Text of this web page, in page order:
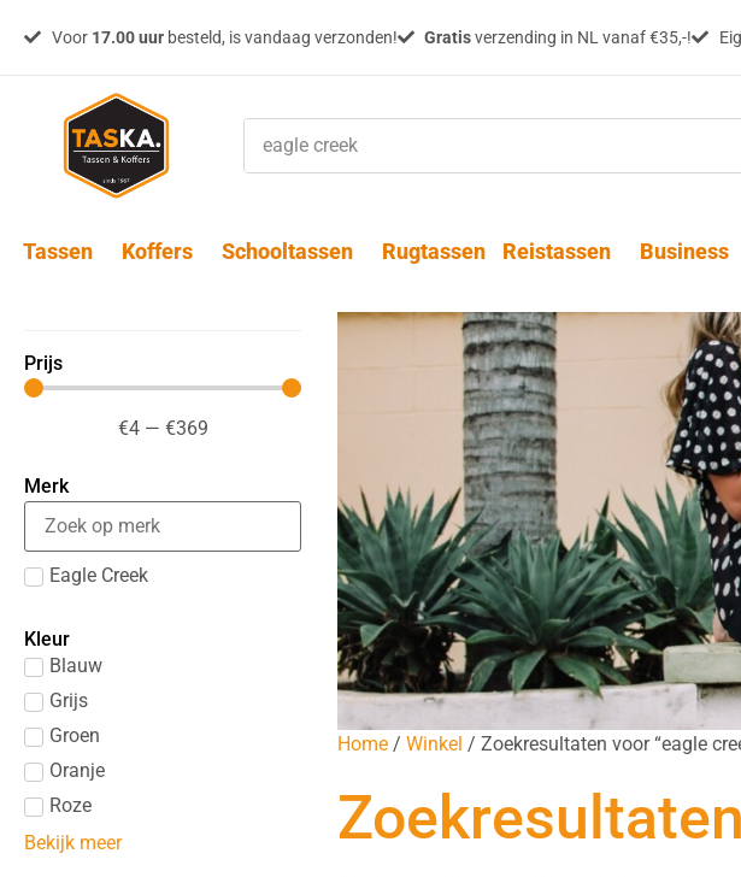
Voor 17.00 uurbesteld, is vandaag verzonden! Gratisverzending in NL vanaf €35,-!
Tassen Koffers Schooltassen Rugtassen Reistassen Business
Prijs
€4— €369
Merk
Eagle Creek
Kleur
Blauw
Grijs
Groen
Oranje
Roze
Bekijk meer
Home / Winkel / Zoekresultaten voor “eagle